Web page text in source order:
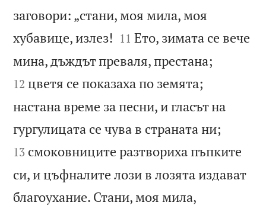
заговори: „стани, моя мила, моя
хубавице, излез! 

11 Ето, зимата се вече
мина, дъждът преваля, престана;
12 цветя се показаха по земята;
настана време за песни, и гласът на
гургулицата се чува в страната ни;
13 смоковниците разтвориха пъпките
си, и цъфналите лози в лозята издават
благоухание. Стани, моя мила,